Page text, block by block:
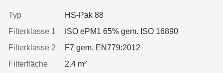
Typ
HS-Pak 88
Filterklasse 1
ISO ePM1 65% gem. ISO 16890
Filterklasse 2
F7 gem. EN779:2012
Filterfläche
2.4 m²